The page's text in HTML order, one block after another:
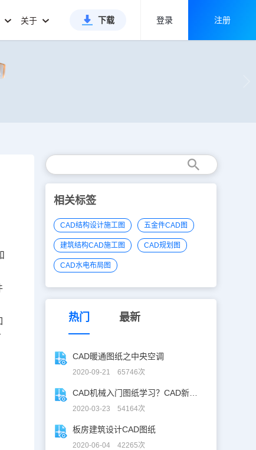
关于 下载 登录 注册
相关标签
CAD结构设计施工图 五金件CAD图
建筑结构CAD施工图 CAD规划图
CAD水电布局图
热门 最新
CAD暖通图纸之中央空调
2020-09-21 65746次
2020-03-23 54164次
板房建筑设计CAD图纸
2020-06-04 42265次